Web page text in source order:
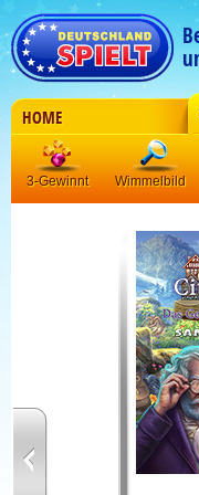
HOME
3-Gewinnt Wimmelbild